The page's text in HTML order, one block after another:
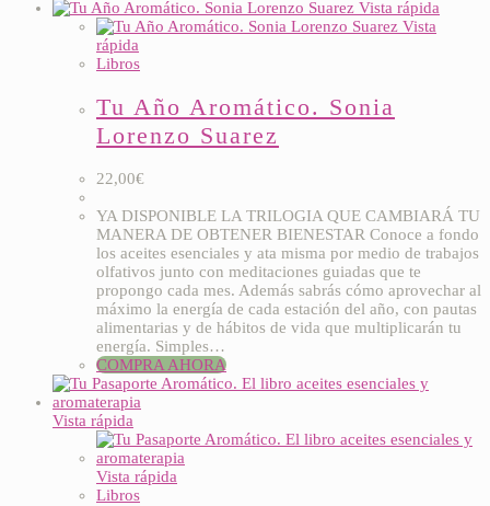
Vista rápida
Vista
rápida
Libros
Tu Año Aromático. Sonia
Lorenzo Suarez
22,00€
YA DISPONIBLE LA TRILOGIA QUE CAMBIARÁ TU
MANERA DE OBTENER BIENESTAR Conoce a fondo
los aceites esenciales y ata misma por medio de trabajos
olfativos junto con meditaciones guiadas que te
propongo cada mes. Además sabrás cómo aprovechar al
máximo la energía de cada estación del año, con pautas
alimentarias y de hábitos de vida que multiplicarán tu
energía. Simples…
COMPRA AHORA
Vista rápida
Vista rápida
Libros